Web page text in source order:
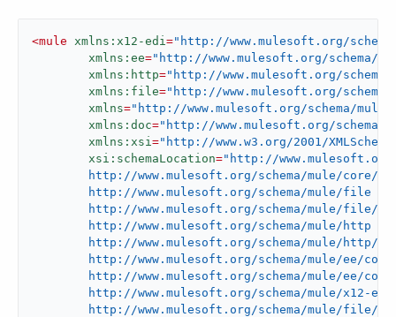
<mule xmlns:x12-edi="http://www.mulesoft.org/
xmlns:ee="http://www.mulesoft.org/schema/
xmlns:http="http://www.mulesoft.org/
xmlns:file="http://www.mulesoft.org/
xmlns="http://www.mulesoft.org/schema/mule/
xmlns:doc="http://www.mulesoft.org/schema/
xmlns:xsi="http://www.w3.org/2001/
xsi:schemaLocation="http://www.mulesoft.org/
http://www.mulesoft.org/schema/mule/file/